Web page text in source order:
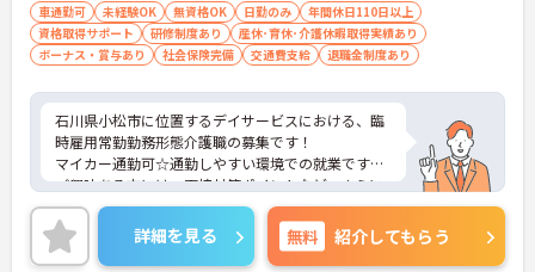
車通勤可 未経験OK 無資格OK 日勤のみ
年間休日110日以上
資格取得サポート
研修制度あり
産休･育休･介護休暇取得実績あり
ボーナス・賞与あり
社会保険完備 交通費支給 退職金制度あり
石川県小松市に位置するデイサービスにおける、臨
時雇用常勤勤務形態介護職の募集です！
マイカー通勤可☆通勤しやすい環境での就業です！
ご興味ある方には、面接対策ポイントなど、さらに
詳細をお話しいたしますのでお気軽にご相談くださ
い。
詳細を見る 無料 紹介してもらう